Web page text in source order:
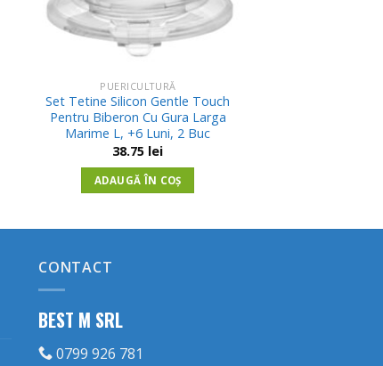
PUERICULTURĂ
Set Tetine Silicon Gentle Touch
Pentru Biberon Cu Gura Larga
Marime L, +6 Luni, 2 Buc
38.75 lei
ADAUGĂ ÎN COȘ
CONTACT
BEST M SRL
0799 926 781